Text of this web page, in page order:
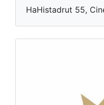
HaHistadrut 55,